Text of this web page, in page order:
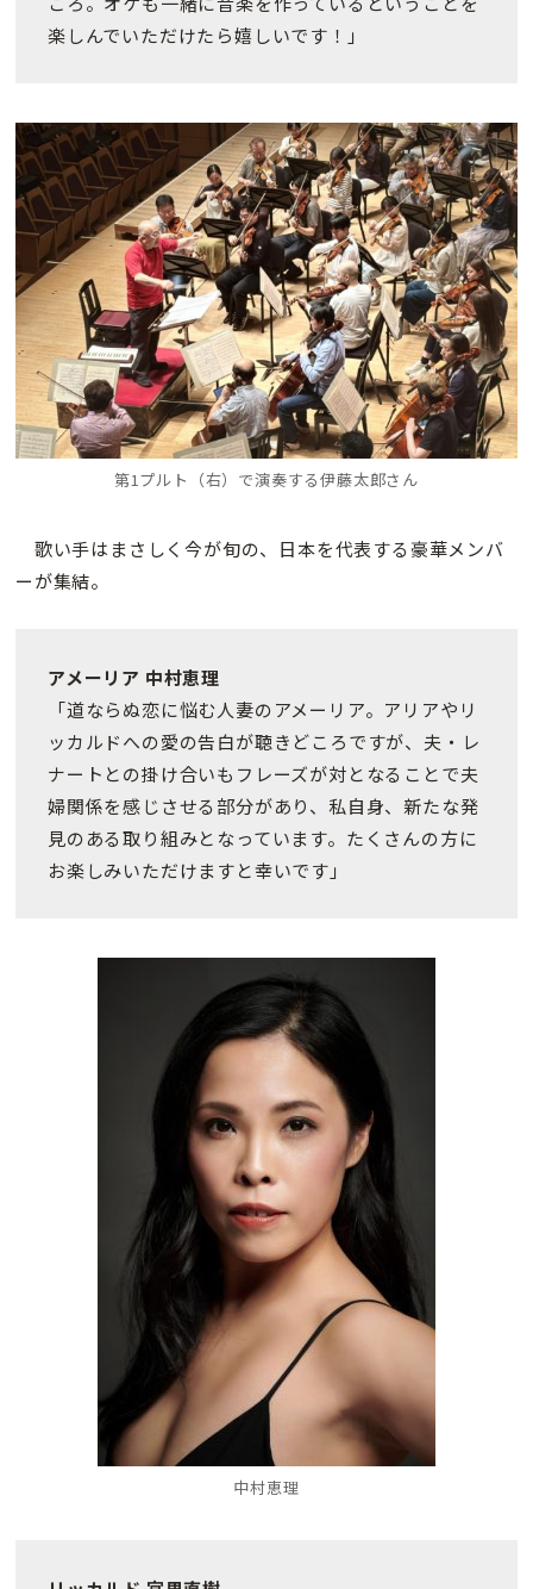
楽しんでいただけたら嬉しいです！」
第1プルト（右）で演奏する伊藤太郎さん
歌い手はまさしく今が旬の、日本を代表する豪華メンバ
ーが集結。
アメーリア 中村恵理
「道ならぬ恋に悩む人妻のアメーリア。アリアやリ
ッカルドへの愛の告白が聴きどころですが、夫・レ
ナートとの掛け合いもフレーズが対となることで夫
婦関係を感じさせる部分があり、私自身、新たな発
見のある取り組みとなっています。たくさんの方に
お楽しみいただけますと幸いです」
中村恵理